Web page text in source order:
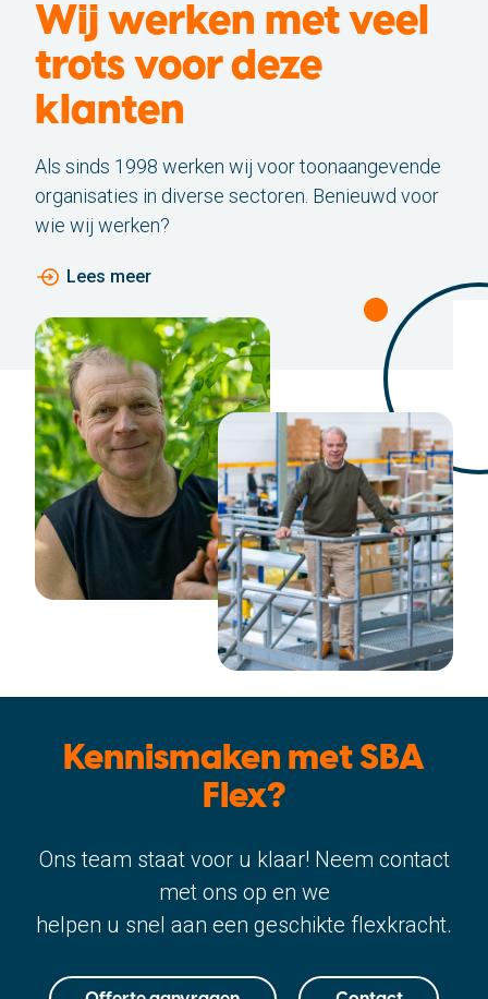
Wij werken met veel
trots voor deze
klanten
Als sinds 1998 werken wij voor toonaangevende
organisaties in diverse sectoren. Benieuwd voor
wie wij werken?
Lees meer
Kennismaken met SBA
Flex?
Ons team staat voor u klaar! Neem contact
met ons op en we
helpen u snel aan een geschikte flexkracht.